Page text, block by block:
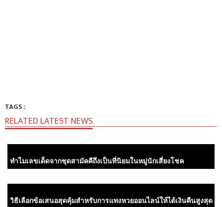
TAGS :
RELATED LATEST NEWS
ทำไมเลขเด็ดจากชุดสามัคคีถึงเป็นที่นิยมในหมู่นักเสี่ยงโชค
วิธีเลือกข้อเสนอสุดคุ้มสำหรับการแทงหวยออนไลน์ให้ได้เงินคืนสูงสุด